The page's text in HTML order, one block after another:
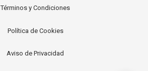
Términos y Condiciones
Política de Cookies
Aviso de Privacidad